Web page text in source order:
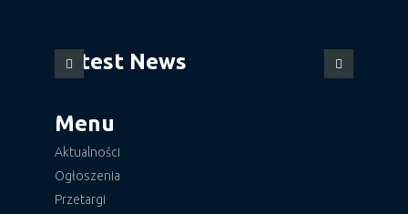
Latest News
Menu
Aktualności
Ogłoszenia
Przetargi